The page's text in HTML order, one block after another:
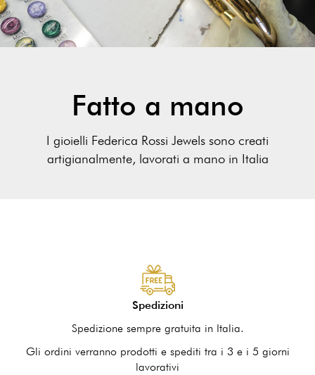
Fatto a mano
I gioielli Federica Rossi Jewels sono creati
artigianalmente, lavorati a mano in Italia
Spedizioni
Spedizione sempre gratuita in Italia.
Gli ordini verranno prodotti e spediti tra i 3 e i 5 giorni
lavorativi